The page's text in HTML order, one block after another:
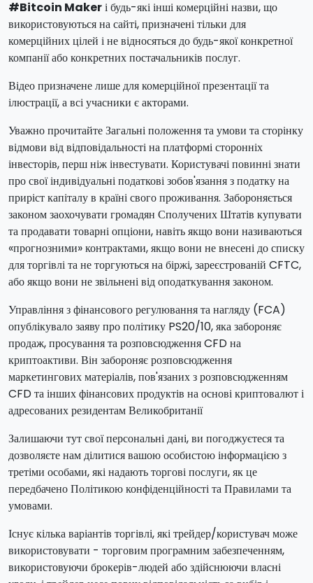
#Bitcoin Makerі будь-які інші комерційні назви, що
використовуються на сайті, призначені тільки для
комерційних цілей і не відносяться до будь-якої конкретної
компанії або конкретних постачальників послуг.
Відео призначене лише для комерційної презентації та
ілюстрації, а всі учасники є акторами.
Уважно прочитайте Загальні положення та умови та сторінку
відмови від відповідальності на платформі сторонніх
інвесторів, перш ніж інвестувати. Користувачі повинні знати
про свої індивідуальні податкові зобов'язання з податку на
приріст капіталу в країні свого проживання. Забороняється
законом заохочувати громадян Сполучених Штатів купувати
та продавати товарні опціони, навіть якщо вони називаються
«прогнозними» контрактами, якщо вони не внесені до списку
для торгівлі та не торгуються на біржі, зареєстрованій CFTC,
або якщо вони не звільнені від оподаткування законом.
Управління з фінансового регулювання та нагляду (FCA)
опублікувало заяву про політику PS20/10, яка забороняє
продаж, просування та розповсюдження CFD на
криптоактиви. Він забороняє розповсюдження
маркетингових матеріалів, пов'язаних з розповсюдженням
CFD та інших фінансових продуктів на основі криптовалют і
адресованих резидентам Великобританії
Залишаючи тут свої персональні дані, ви погоджуєтеся та
дозволяєте нам ділитися вашою особистою інформацією з
третіми особами, які надають торгові послуги, як це
передбачено Політикою конфіденційності та Правилами та
умовами.
Існує кілька варіантів торгівлі, які трейдер/користувач може
використовувати - торговим програмним забезпеченням,
використовуючи брокерів-людей або здійснюючи власні